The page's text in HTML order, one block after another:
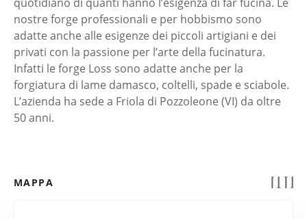
nostre forge professionali e per hobbismo sono
adatte anche alle esigenze dei piccoli artigiani e dei
privati con la passione per l’arte della fucinatura.
Infatti le forge Loss sono adatte anche per la
forgiatura di lame damasco, coltelli, spade e sciabole.
L’azienda ha sede a Friola di Pozzoleone (VI) da oltre
50 anni.
MAPPA